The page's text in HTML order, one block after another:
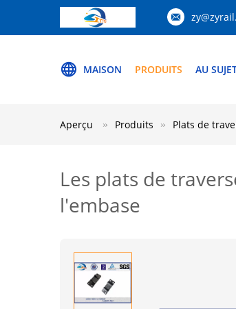
MAISON PRODUITS AU
Aperçu Produits Plats de
Les plats de
l'embase